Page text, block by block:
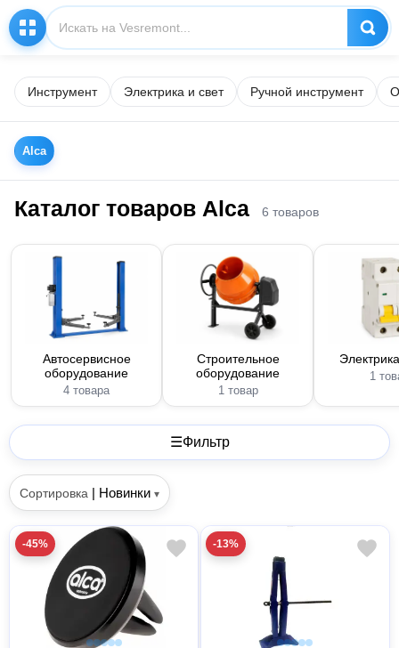
Инструмент Электрика и свет Ручной инструмент
Alca
Каталог товаров Alca 6 товаров
Автосервисное
оборудование
4 товара
Строительное
оборудование
1 товар
1
☰Фильтр
Сортировка | Новинки ▾
-45% -13%